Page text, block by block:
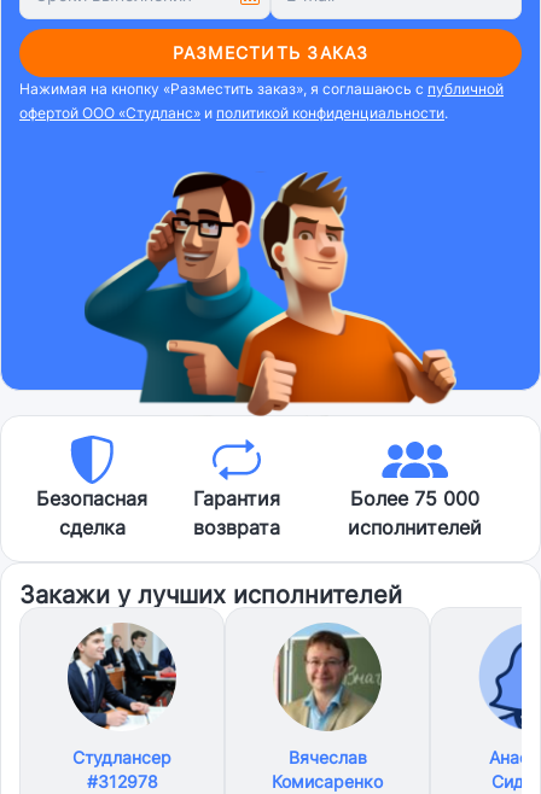
РАЗМЕСТИТЬ ЗАКАЗ
Нажимая на кнопку «Разместить заказ», я соглашаюсь с публичной
офертой ООО «Студланс» и политикой конфиденциальности.
Безопасная
сделка
Гарантия
возврата
Более 75 000
исполнителей
Закажи у лучших исполнителей
Студлансер
#312978
Вячеслав
Комисаренко